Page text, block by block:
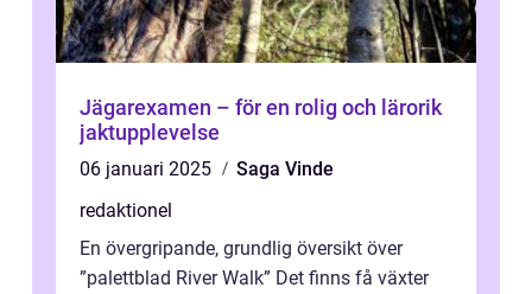
Jägarexamen – för en rolig och lärorik
jaktupplevelse
06 januari 2025
Saga Vinde
redaktionel
En övergripande, grundlig översikt över
”palettblad River Walk” Det finns få växter